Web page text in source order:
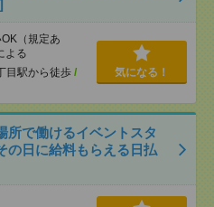
（規定あ
る
目駅から徒歩 /
気になる！
所で働けるイベントスタ
の日に給料もらえる日払